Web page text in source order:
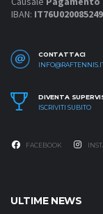
IBAN:
CONTATTACI
DIVENTA
ISCRIVITI SUBITO
FACEBOOK
ULTIME NEWS